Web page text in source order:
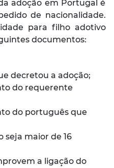
adoção em Portugal é
de nacionalidade.
para filho adotivo
documentos:
decretou a adoção;
do requerente
do português que
seja maior de 16
a ligação do